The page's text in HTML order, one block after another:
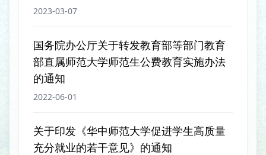
2023-03-07
国务院办公厅关于转发教育部等部门教育
部直属师范大学师范生公费教育实施办法
的通知
2022-06-01
关于印发《华中师范大学促进学生高质量
充分就业的若干意见》的通知